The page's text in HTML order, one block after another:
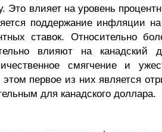
Это влияет на уровень
поддержание инфляции
ставок. Относительно
влияют на канадский
смягчение и
этом первое из них является
для канадского доллара.